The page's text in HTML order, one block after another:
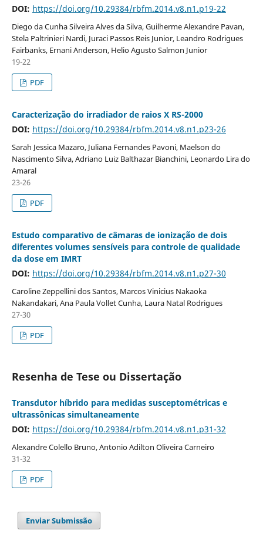
DOI: https://doi.org/10.29384/rbfm.2014.v8.n1.p19-22
Diego da Cunha Silveira Alves da Silva, Guilherme Alexandre Pavan,
Stela Paltrinieri Nardi, Juraci Passos Reis Junior, Leandro Rodrigues
Fairbanks, Ernani Anderson, Helio Agusto Salmon Junior
19-22
PDF
Caracterização do irradiador de raios X RS-2000
DOI: https://doi.org/10.29384/rbfm.2014.v8.n1.p23-26
Sarah Jessica Mazaro, Juliana Fernandes Pavoni, Maelson do
Nascimento Silva, Adriano Luiz Balthazar Bianchini, Leonardo Lira do
Amaral
23-26
PDF
Estudo comparativo de câmaras de ionização de dois
diferentes volumes sensíveis para controle de qualidade
da dose em IMRT
DOI: https://doi.org/10.29384/rbfm.2014.v8.n1.p27-30
Caroline Zeppellini dos Santos, Marcos Vinicius Nakaoka
Nakandakari, Ana Paula Vollet Cunha, Laura Natal Rodrigues
27-30
PDF
Resenha de Tese ou Dissertação
Transdutor híbrido para medidas susceptométricas e
ultrassônicas simultaneamente
DOI: https://doi.org/10.29384/rbfm.2014.v8.n1.p31-32
Alexandre Colello Bruno, Antonio Adilton Oliveira Carneiro
31-32
PDF
Enviar Submissão